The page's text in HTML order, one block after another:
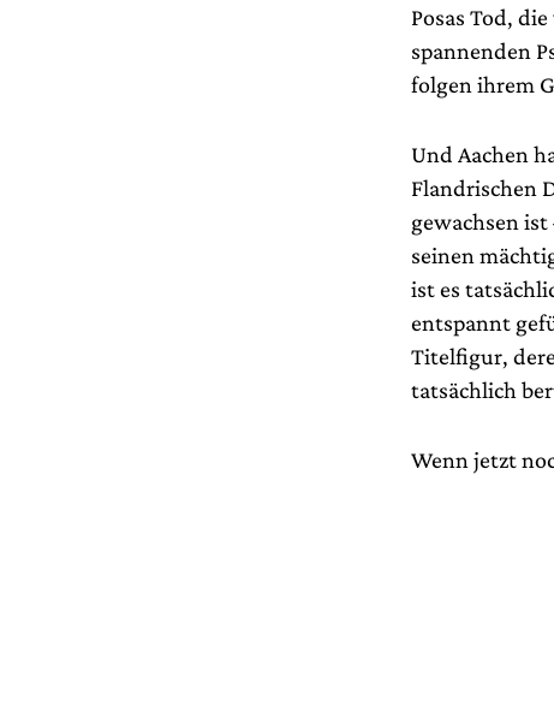
Posas Tod,
spannenden
folgen ihrem
Und Aachen
Flandrischen
gewachsen
seinen
ist es
entspannt
Titelfigur,
tatsächlich
Wenn jetzt